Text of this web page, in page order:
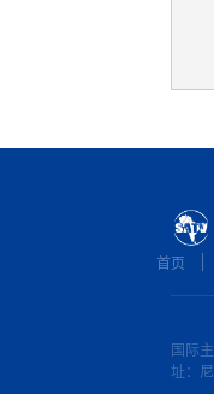
首页
国际
址：